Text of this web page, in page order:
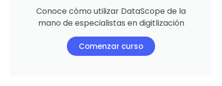
Conoce cómo utilizar DataScope de la
mano de especialistas en digitlización
Comenzar curso